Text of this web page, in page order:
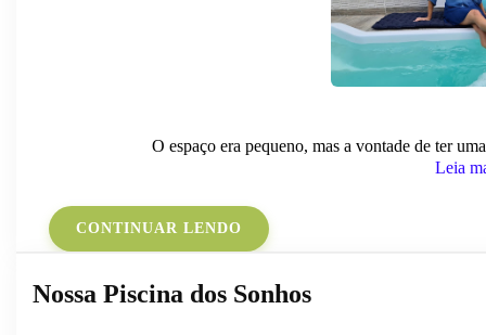
O espaço era pequeno, mas a vontade de ter
Leia
CONTINUAR LENDO
Nossa Piscina dos Sonhos